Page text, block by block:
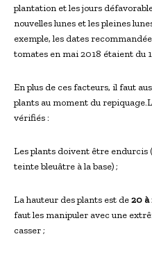
plantation et les jours
nouvelles lunes et les pleines
exemple, les dates
tomates en mai 2018 étaient du
En plus de ces facteurs, il faut
plants au moment du
vérifiés :
Les plants doivent être endurcis
teinte bleuâtre à la base) ;
La hauteur des plants est de20 à
faut les manipuler avec une
casser ;